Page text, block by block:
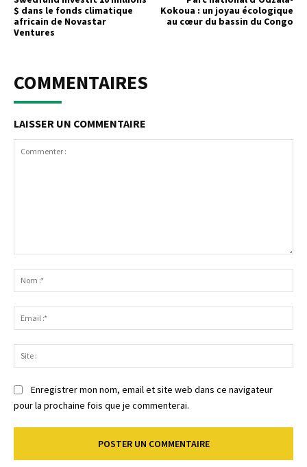
$ dans le fonds climatique
africain de Novastar
Ventures
Kokoua : un joyau écologique
au cœur du bassin du Congo
COMMENTAIRES
LAISSER UN COMMENTAIRE
:*
:*
:
Enregistrer mon nom, email et site web dans ce navigateur
pour la prochaine fois que je commenterai.